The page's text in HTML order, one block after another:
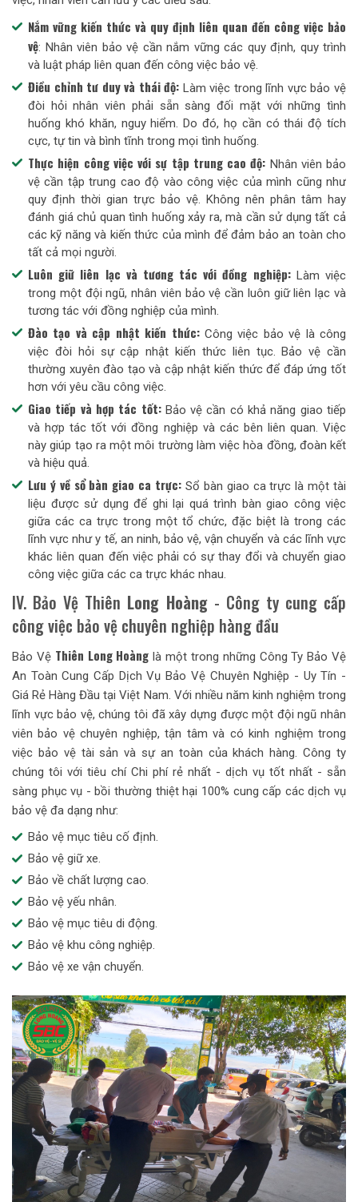
Nắm vững kiến thức và quy định liên quan đến công việc bảo
vệ: Nhân viên bảo vệ cần nắm vững các quy định, quy trình
và luật pháp liên quan đến công việc bảo vệ.
Điều chỉnh tư duy và thái độ: Làm việc trong lĩnh vực bảo vệ
đòi hỏi nhân viên phải sẵn sàng đối mặt với những tình
huống khó khăn, nguy hiểm. Do đó, họ cần có thái độ tích
cực, tự tin và bình tĩnh trong mọi tình huống.
Thực hiện công việc với sự tập trung cao độ: Nhân viên bảo
vệ cần tập trung cao độ vào công việc của mình cũng như
quy định thời gian trực bảo vệ. Không nên phân tâm hay
đánh giá chủ quan tình huống xảy ra, mà cần sử dụng tất cả
các kỹ năng và kiến thức của mình để đảm bảo an toàn cho
tất cả mọi người.
Luôn giữ liên lạc và tương tác với đồng nghiệp:Làm việc
trong một đội ngũ, nhân viên bảo vệ cần luôn giữ liên lạc và
tương tác với đồng nghiệp của mình.
Đào tạo và cập nhật kiến thức:Công việc bảo vệ là công
việc đòi hỏi sự cập nhật kiến thức liên tục. Bảo vệ cần
thường xuyên đào tạo và cập nhật kiến thức để đáp ứng tốt
hơn với yêu cầu công việc.
Giao tiếp và hợp tác tốt:Bảo vệ cần có khả năng giao tiếp
và hợp tác tốt với đồng nghiệp và các bên liên quan. Việc
này giúp tạo ra một môi trường làm việc hòa đồng, đoàn kết
và hiệu quả.
Lưu ý về sổ bàn giao ca trực: Sổ bàn giao ca trực là một tài
liệu được sử dụng để ghi lại quá trình bàn giao công việc
giữa các ca trực trong một tổ chức, đặc biệt là trong các
lĩnh vực như y tế, an ninh, bảo vệ, vận chuyển và các lĩnh vực
khác liên quan đến việc phải có sự thay đổi và chuyển giao
công việc giữa các ca trực khác nhau.
IV. Bảo Vệ Thiên Long Hoàng - Công ty cung cấp
công việc bảo vệ chuyên nghiệp hàng đầu
Bảo Vệ Thiên Long Hoàng là một trong những Công Ty Bảo Vệ
An Toàn Cung Cấp Dịch Vụ Bảo Vệ Chuyên Nghiệp - Uy Tín -
Giá Rẻ Hàng Đầu tại Việt Nam. Với nhiều năm kinh nghiệm trong
lĩnh vực bảo vệ, chúng tôi đã xây dựng được một đội ngũ nhân
viên bảo vệ chuyên nghiệp, tận tâm và có kinh nghiệm trong
việc bảo vệ tài sản và sự an toàn của khách hàng. Công ty
chúng tôi với tiêu chí Chi phí rẻ nhất - dịch vụ tốt nhất - sẵn
sàng phục vụ - bồi thường thiệt hại 100% cung cấp các dịch vụ
bảo vệ đa dạng như:
Bảo vệ mục tiêu cố định.
Bảo vệ giữ xe.
Bảo về chất lượng cao.
Bảo vệ yếu nhân.
Bảo vệ mục tiêu di động.
Bảo vệ khu công nghiệp.
Bảo vệ xe vận chuyển.